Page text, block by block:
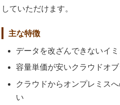
していただけます。
主な特徴
データを改ざんできないイ
容量単価が安いクラウドオ
クラウドからオンプレミス
い